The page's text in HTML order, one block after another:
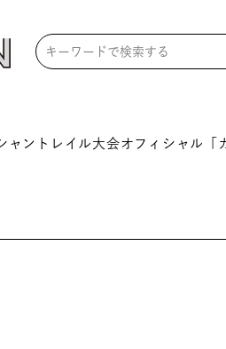
ャントレイル大会オフィシャル「